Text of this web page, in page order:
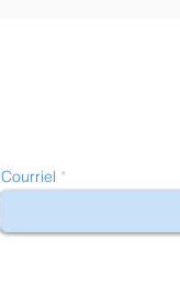
Courriel